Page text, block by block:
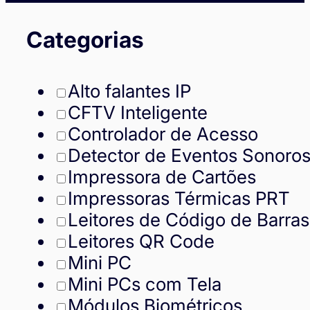
Categorias
Alto falantes IP
CFTV Inteligente
Controlador de Acesso
Detector de Eventos Sonoros
Impressora de Cartões
Impressoras Térmicas PRT
Leitores de Código de Barras
Leitores QR Code
Mini PC
Mini PCs com Tela
Módulos Biométricos